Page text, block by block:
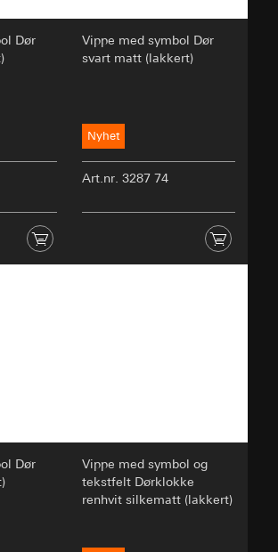
Dør
Vippe med symbol Dør
svart matt (lakkert)
Nyhet
Art.nr. 3287 74
Dør
Vippe med symbol og
tekstfelt Dørklokke
renhvit silkematt (lakkert)
brukervennlighet og effektivitet.
personopplysninger:
(f.eks. klikk- og rulleatferd,
på nettstedet).
(f.eks. bruker-ID, testede
og eventuelt forsvar av
interesser:
avsnitt 1, bokstav a i
onlineopplevelse; effektiv
av tester for beslutningstaking
av nettstedet